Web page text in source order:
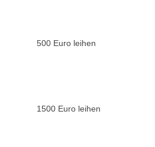
500 Euro leihen
1500 Euro leihen